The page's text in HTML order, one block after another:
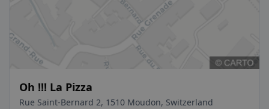
Oh !!! La Pizza
Rue Saint-Bernard 2, 1510 Moudon, Switzerland